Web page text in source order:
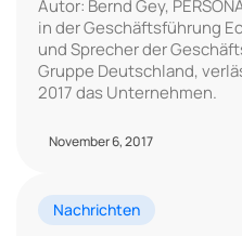
Autor: Bernd Gey,
in der Geschäftsführung
und Sprecher der
Gruppe Deutschland,
2017 das Unternehmen.
November 6, 2017
Nachrichten